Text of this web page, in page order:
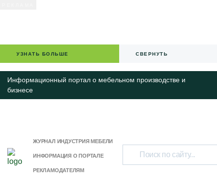
УЗНАТЬ БОЛЬШЕ СВЕРНУТЬ
Информационный портал о мебельном производстве и
бизнесе
ЖУРНАЛ ИНДУСТРИЯ МЕБЕЛИ
ИНФОРМАЦИЯ О ПОРТАЛЕ
РЕКЛАМОДАТЕЛЯМ